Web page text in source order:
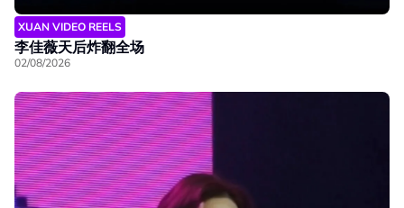
XUAN VIDEO REELS
李佳薇天后炸翻全场
02/08/2026